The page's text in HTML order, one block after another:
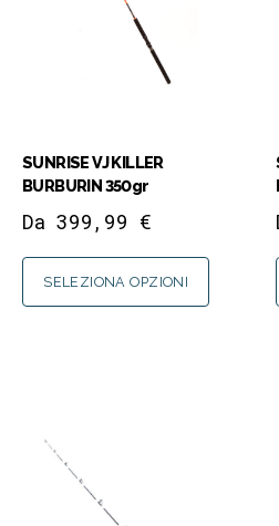
SUNRISE VJ KILLER
BURBURIN 350gr
Da399,99 €
SELEZIONA OPZIONI